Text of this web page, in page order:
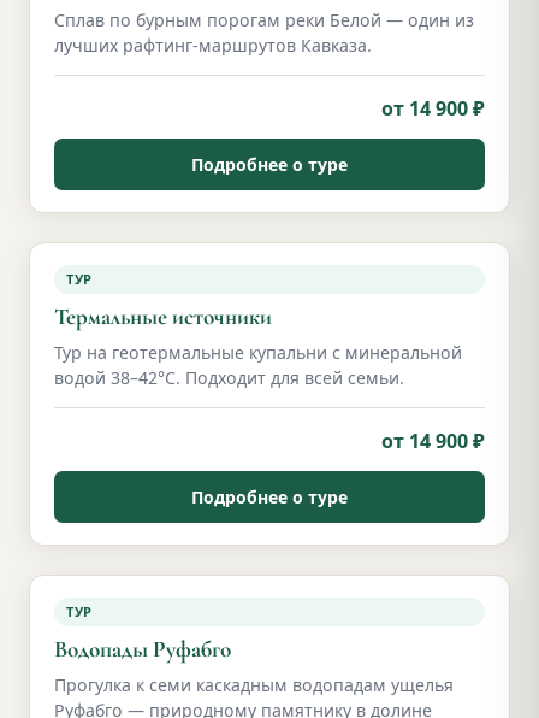
Сплав по бурным порогам реки Белой — один из
лучших рафтинг-маршрутов Кавказа.
от 14 900 ₽
Подробнее о туре
ТУР
Термальные источники
Тур на геотермальные купальни с минеральной
водой 38–42°С. Подходит для всей семьи.
от 14 900 ₽
Подробнее о туре
ТУР
Водопады Руфабго
Прогулка к семи каскадным водопадам ущелья
Руфабго — природному памятнику в долине